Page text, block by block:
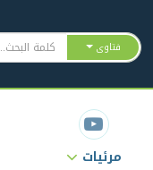
فتاوى
مرئيات